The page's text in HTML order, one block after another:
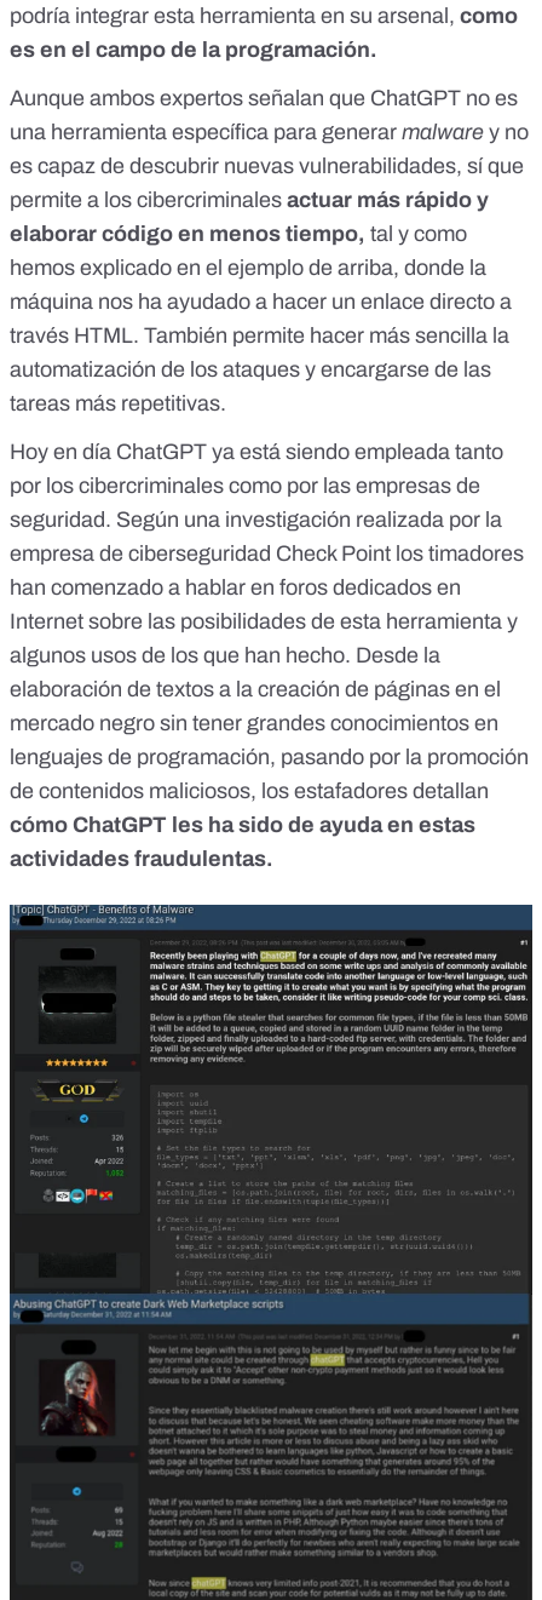
podría integrar esta herramienta en su arsenal, como
es en el campo de la programación.
Aunque ambos expertos señalan que ChatGPT no es
una herramienta específica para generar malware y no
es capaz de descubrir nuevas vulnerabilidades, sí que
permite a los cibercriminales actuar más rápido y
elaborar código en menos tiempo, tal y como
hemos explicado en el ejemplo de arriba, donde la
máquina nos ha ayudado a hacer un enlace directo a
través HTML. También permite hacer más sencilla la
automatización de los ataques y encargarse de las
tareas más repetitivas.
Hoy en día ChatGPT ya está siendo empleada tanto
por los cibercriminales como por las empresas de
seguridad. Según una investigación realizada por la
empresa de ciberseguridad Check Point los timadores
han comenzado a hablar en foros dedicados en
Internet sobre las posibilidades de esta herramienta y
algunos usos de los que han hecho. Desde la
elaboración de textos a la creación de páginas en el
mercado negro sin tener grandes conocimientos en
lenguajes de programación, pasando por la promoción
de contenidos maliciosos, los estafadores detallan
cómo ChatGPT les ha sido de ayuda en estas
actividades fraudulentas.